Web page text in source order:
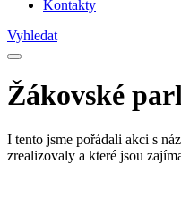
Kontakty
Vyhledat
Žákovské
I tento jsme pořádali akci s
zrealizovaly a které jsou